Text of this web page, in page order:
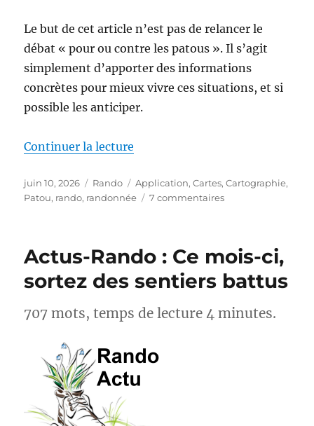
Le but de cet article n’est pas de relancer le
débat « pour ou contre les patous ». Il s’agit
simplement d’apporter des informations
concrètes pour mieux vivre ces situations, et si
possible les anticiper.
Continuer la lecture
Publié
le
juin 10, 2026 Catégories
Rando Étiquettes
Application,Cartes,Cartographie,
Patou, rando, randonnée 7 commentairessur
carte
pour
savoir
se
Actus-Rando : Ce mois-ci,
sortez des sentiers battus
707 mots, temps de lecture 4 minutes.